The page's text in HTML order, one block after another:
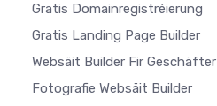
Gratis Domainregistréierung
Gratis Landing Page Builder
Websäit Builder Fir Geschäfter
Fotografie Websäit Builder